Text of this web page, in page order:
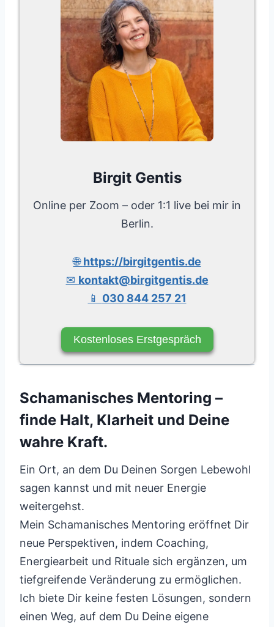
Birgit Gentis
Online per Zoom – oder 1:1 live bei mir in
Berlin.
🌐https://birgitgentis.de
✉ kontakt@birgitgentis.de
📱 030 844 257 21
Kostenloses Erstgespräch
Schamanisches Mentoring –
finde Halt, Klarheit und Deine
wahre Kraft.
Ein Ort, an dem Du Deinen Sorgen Lebewohl
sagen kannst und mit neuer Energie
weitergehst.
Mein Schamanisches Mentoring eröffnet Dir
neue Perspektiven, indem Coaching,
Energiearbeit und Rituale sich ergänzen, um
tiefgreifende Veränderung zu ermöglichen.
Ich biete Dir keine festen Lösungen, sondern
einen Weg, auf dem Du Deine eigene